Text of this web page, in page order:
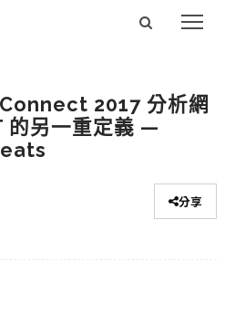
2017 分析網
的另一重定義 —
分享